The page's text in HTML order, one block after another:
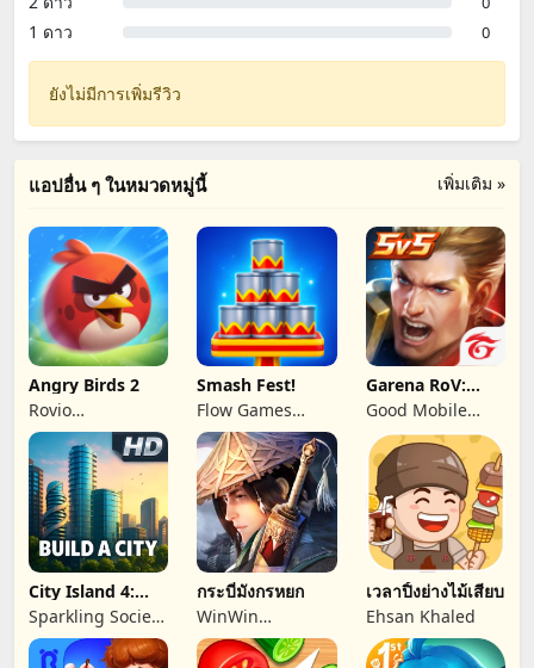
1 ดาว 0
ยังไม่มีการเพิ่มรีวิว
เพิ่มเติม »
แอปอื่น ๆ ในหมวดหมู่นี้
Angry Birds 2
Rovio
Entertainment
Oyj
Smash Fest!
Flow Games
Bilisim Yazilim ve
Pazarlama
Anonim Sirketi
Garena RoV:
Flow Strike
Good Mobile
Games Private
Limited
City Island 4:
เศรษฐีนักบริหาร
Sparkling Society
- Build Town City
กระบี่มังกรหยก
WinWin
Interactive
เวลาปิ้งย่างไม้เสียบ
Ehsan Khaled